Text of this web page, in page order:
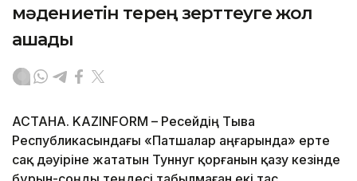
мәдениетін терең зерттеуге жол
ашады
АСТАНА. KAZINFORM – Ресейдің Тыва
Республикасындағы «Патшалар аңғарында» ерте
сақ дәуіріне жататын Туннуг қорғанын қазу кезінде